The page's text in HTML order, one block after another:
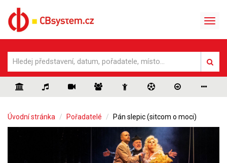
Úvodní stránka Pořadatelé Pán slepic (sitcom o moci)